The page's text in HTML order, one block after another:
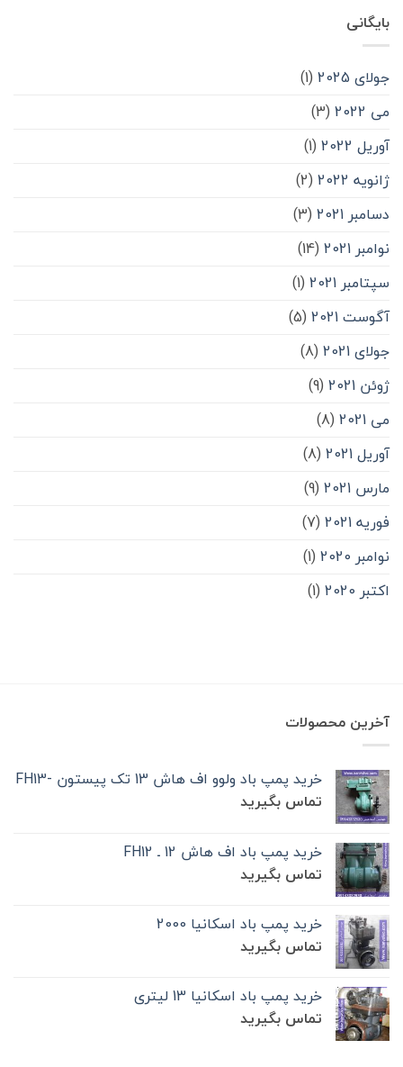
بایگانی
جولای 2025
(1)
می 2022
(3)
آوریل 2022
(1)
ژانویه 2022
(2)
دسامبر 2021
(3)
نوامبر 2021
(14)
سپتامبر 2021
(1)
آگوست 2021
(5)
جولای 2021
(8)
ژوئن 2021
(9)
می 2021
(8)
آوریل 2021
(8)
مارس 2021
(9)
فوریه 2021
(7)
نوامبر 2020
(1)
اکتبر 2020
(1)
آخرین محصولات
خرید پمپ باد ولوو اف هاش 13 تک‌ پیستون -FH13
تماس بگیرید
خرید پمپ باد اف هاش 12 ـ FH12
تماس بگیرید
خرید پمپ باد اسکانیا 2000
تماس بگیرید
خرید پمپ باد اسکانیا 13 لیتری
تماس بگیرید